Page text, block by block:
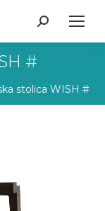
Search:
#
stolica WISH #